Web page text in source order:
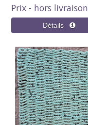
Prix - hors livraison